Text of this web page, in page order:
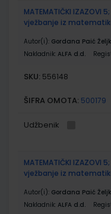
MATEMATIČKI
vježbanje iz
Autor(i): Gordana Paić
Nakladnik: ALFA d.d.
SKU: 556148
ŠIFRA OMOTA: 500179
Udžbenik
MATEMATIČKI
vježbanje iz
Autor(i): Gordana Paić
Nakladnik: ALFA d.d.